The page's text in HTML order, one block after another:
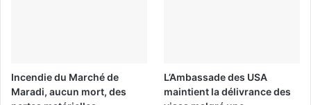
Incendie du Marché de
Maradi, aucun mort, des
L’Ambassade des USA
maintient la délivrance des